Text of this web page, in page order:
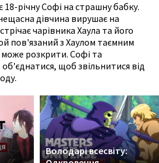
річну Софі на страшну бабку.
дівчина вирушає на
чарівника Хаула та його
пов'язаний з Хаулом таємним
розкрити. Софі та
щоб звільнитися від
Володарі всесвіту: